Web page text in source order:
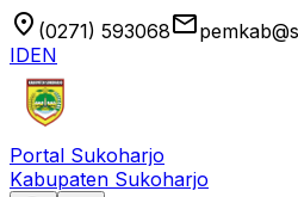
location_on (0271) 593068email
IDEN
Portal Sukoharjo
Kabupaten Sukoharjo